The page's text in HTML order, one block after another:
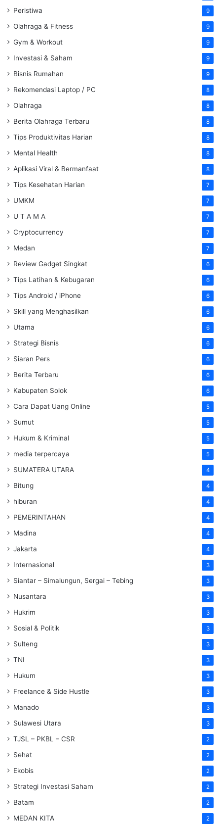
Peristiwa 9
Olahraga & Fitness 9
Gym & Workout 9
Investasi & Saham 9
Bisnis Rumahan 9
Rekomendasi Laptop / PC 8
Olahraga 8
Berita Olahraga Terbaru 8
Tips Produktivitas Harian 8
Mental Health 8
Aplikasi Viral & Bermanfaat 8
Tips Kesehatan Harian 7
UMKM 7
U T A M A 7
Cryptocurrency 7
Medan 7
Review Gadget Singkat 6
Tips Latihan & Kebugaran 6
Tips Android / iPhone 6
Skill yang Menghasilkan 6
Utama 6
Strategi Bisnis 6
Siaran Pers 6
Berita Terbaru 6
Kabupaten Solok 6
Cara Dapat Uang Online 5
Sumut 5
Hukum & Kriminal 5
media terpercaya 5
SUMATERA UTARA 4
Bitung 4
hiburan 4
PEMERINTAHAN 4
Madina 4
Jakarta 4
Internasional 3
Siantar – Simalungun, Sergai – Tebing 3
Nusantara 3
Hukrim 3
Sosial & Politik 3
Sulteng 3
TNI 3
Hukum 3
Freelance & Side Hustle 3
Manado 3
Sulawesi Utara 3
TJSL – PKBL – CSR 2
Sehat 2
Ekobis 2
Strategi Investasi Saham 2
Batam 2
MEDAN KITA 2